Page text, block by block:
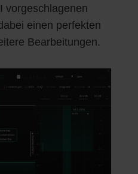
vorgeschlagenen
einen perfekten
Bearbeitungen.